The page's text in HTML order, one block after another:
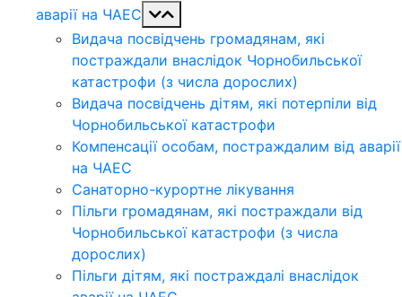
аварії на ЧАЕС
Видача посвідчень громадянам, які
постраждали внаслідок Чорнобильської
катастрофи (з числа дорослих)
Видача посвідчень дітям, які потерпіли від
Чорнобильської катастрофи
Компенсації особам, постраждалим від аварії
на ЧАЕС
Санаторно-курортне лікування
Пільги громадянам, які постраждали від
Чорнобильської катастрофи (з числа
дорослих)
Пільги дітям, які постраждалі внаслідок